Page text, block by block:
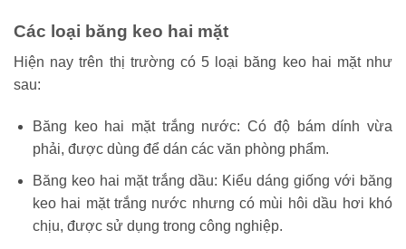
Các loại băng keo hai mặt
Hiện nay trên thị trường có 5 loại băng keo hai mặt như
sau:
Băng keo hai mặt trắng nước: Có độ bám dính vừa
phải, được dùng để dán các văn phòng phẩm.
Băng keo hai mặt trắng dầu: Kiểu dáng giống với băng
keo hai mặt trắng nước nhưng có mùi hôi dầu hơi khó
chịu, được sử dụng trong công nghiệp.